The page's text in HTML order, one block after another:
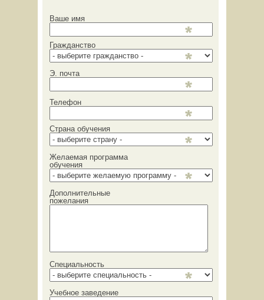
Ваше имя
Гражданство
Э. почта
Телефон
Страна обучения
Желаемая программа
обучения
Дополнительные
пожелания
Специальность
Учебное заведение